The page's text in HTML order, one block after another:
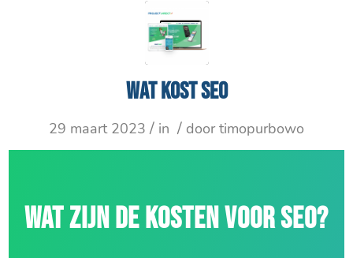
Wat kost SEO
29 maart 2023 / in / doortimopurbowo
WAT ZIJN DE KOSTEN VOOR SEO?